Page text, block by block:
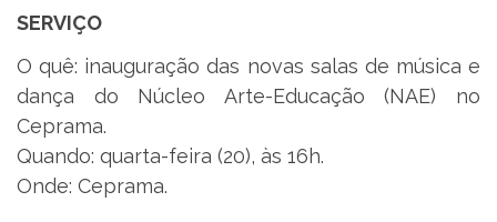
SERVIÇO
O quê: inauguração das novas salas de música e
dança do Núcleo Arte-Educação (NAE) no
Ceprama.
Quando: quarta-feira (20), às 16h.
Onde: Ceprama.